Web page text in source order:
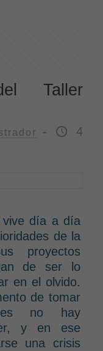
Taller
-
4
vive día a día
de la
proyectos
de ser lo
en el olvido.
de tomar
no hay
y en ese
una crisis